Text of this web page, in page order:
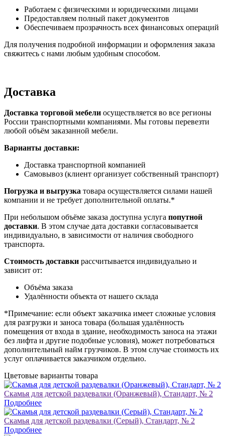
Работаем с физическими и юридическими лицами
Предоставляем полный пакет документов
Обеспечиваем прозрачность всех финансовых операций
Для получения подробной информации и оформления заказа
свяжитесь с нами любым удобным способом.
Доставка
Доставка торговой мебели осуществляется во все регионы
России транспортными компаниями. Мы готовы перевезти
любой объём заказанной мебели.
Варианты доставки:
Доставка транспортной компанией
Самовывоз (клиент организует собственный транспорт)
Погрузка и выгрузка товара осуществляется силами нашей
компании и не требует дополнительной оплаты.*
При небольшом объёме заказа доступна услуга попутной
доставки. В этом случае дата доставки согласовывается
индивидуально, в зависимости от наличия свободного
транспорта.
Стоимость доставки рассчитывается индивидуально и
зависит от:
Объёма заказа
Удалённости объекта от нашего склада
*Примечание: если объект заказчика имеет сложные условия
для разгрузки и заноса товара (большая удалённость
помещения от входа в здание, необходимость заноса на этажи
без лифта и другие подобные условия), может потребоваться
дополнительный найм грузчиков. В этом случае стоимость их
услуг оплачивается заказчиком отдельно.
Цветовые варианты товара
Скамья для детской раздевалки (Оранжевый), Стандарт, № 2
Подробнее
Скамья для детской раздевалки (Серый), Стандарт, № 2
Подробнее